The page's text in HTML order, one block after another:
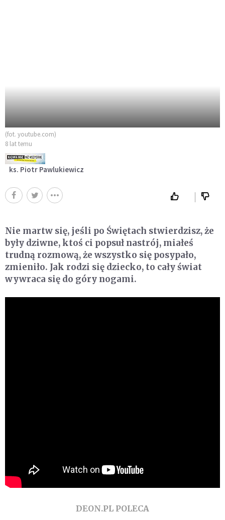
(fot. youtube.com)
8 lat temu
ks. Piotr Pawlukiewicz
Nie martw się, jeśli po Świętach stwierdzisz, że
były dziwne, ktoś ci popsuł nastrój, miałeś
trudną rozmową, że wszystko się posypało,
zmieniło. Jak rodzi się dziecko, to cały świat
wywraca się do góry nogami.
DEON.PL POLECA